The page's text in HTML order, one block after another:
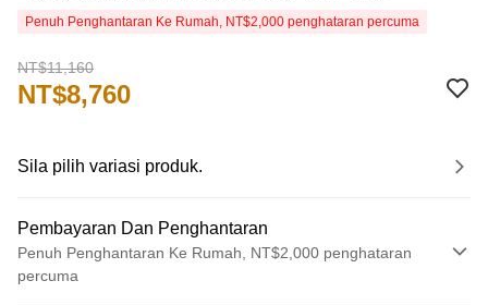
Penuh Penghantaran Ke Rumah, NT$2,000 penghataran percuma
NT$11,160
NT$8,760
Sila pilih variasi produk.
Pembayaran Dan Penghantaran
Penuh Penghantaran Ke Rumah, NT$2,000 penghataran
percuma